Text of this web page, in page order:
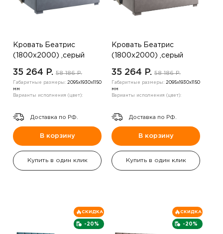
Кровать Беатрис
(1800х2000) ,серый
35 264 P. 58 186 P.
Габаритные размеры: 2095х1930х1150
мм
Варианты исполнения (цвет):
Доставка по РФ.
В корзину
Купить в один клик
Кровать Беатрис
(1800х2000) ,серый
35 264 P. 58 186 P.
Габаритные размеры: 2095х1930х1150
мм
Варианты исполнения (цвет):
Доставка по РФ.
В корзину
Купить в один клик
-20%
СКИДКА
-20%
СКИДКА